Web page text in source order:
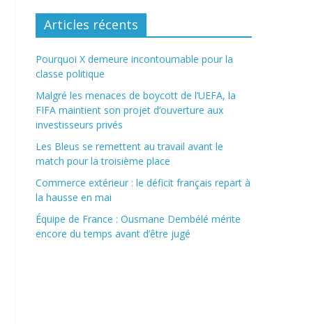
Articles récents
Pourquoi X demeure incontournable pour la
classe politique
Malgré les menaces de boycott de l’UEFA, la
FIFA maintient son projet d’ouverture aux
investisseurs privés
Les Bleus se remettent au travail avant le
match pour la troisième place
Commerce extérieur : le déficit français repart à
la hausse en mai
Équipe de France : Ousmane Dembélé mérite
encore du temps avant d’être jugé